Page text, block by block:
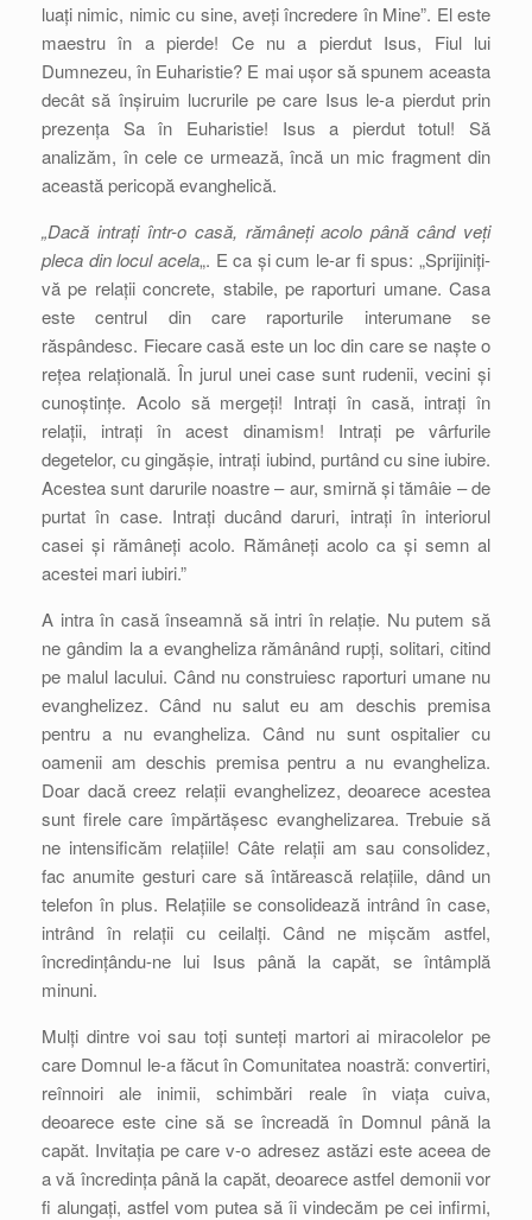
luați nimic, nimic cu sine, aveți încredere în Mine”. El este
maestru în a pierde! Ce nu a pierdut Isus, Fiul lui
Dumnezeu, în Euharistie? E mai ușor să spunem aceasta
decât să înșiruim lucrurile pe care Isus le-a pierdut prin
prezența Sa în Euharistie! Isus a pierdut totul! Să
analizăm, în cele ce urmează, încă un mic fragment din
această pericopă evanghelică.
„Dacă intrați într-o casă, rămâneți acolo până când veți
pleca din locul acela„. E ca și cum le-ar fi spus: „Sprijiniți-
vă pe relații concrete, stabile, pe raporturi umane. Casa
este centrul din care raporturile interumane se
răspândesc. Fiecare casă este un loc din care se naște o
rețea relațională. În jurul unei case sunt rudenii, vecini și
cunoștințe. Acolo să mergeți! Intrați în casă, intrați în
relații, intrați în acest dinamism! Intrați pe vârfurile
degetelor, cu gingășie, intrați iubind, purtând cu sine iubire.
Acestea sunt darurile noastre – aur, smirnă și tămâie – de
purtat în case. Intrați ducând daruri, intrați în interiorul
casei și rămâneți acolo. Rămâneți acolo ca și semn al
acestei mari iubiri.”
A intra în casă înseamnă să intri în relație. Nu putem să
ne gândim la a evangheliza rămânând rupți, solitari, citind
pe malul lacului. Când nu construiesc raporturi umane nu
evanghelizez. Când nu salut eu am deschis premisa
pentru a nu evangheliza. Când nu sunt ospitalier cu
oamenii am deschis premisa pentru a nu evangheliza.
Doar dacă creez relații evanghelizez, deoarece acestea
sunt firele care împărtășesc evanghelizarea. Trebuie să
ne intensificăm relațiile! Câte relații am sau consolidez,
fac anumite gesturi care să întărească relațiile, dând un
telefon în plus. Relațiile se consolidează intrând în case,
intrând în relații cu ceilalți. Când ne mișcăm astfel,
încredințându-ne lui Isus până la capăt, se întâmplă
minuni.
Mulți dintre voi sau toți sunteți martori ai miracolelor pe
care Domnul le-a făcut în Comunitatea noastră: convertiri,
reînnoiri ale inimii, schimbări reale în viața cuiva,
deoarece este cine să se încreadă în Domnul până la
capăt. Invitația pe care v-o adresez astăzi este aceea de
a vă încredința până la capăt, deoarece astfel demonii vor
fi alungați, astfel vom putea să îi vindecăm pe cei infirmi,